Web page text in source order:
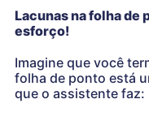
Lacunas na folha de
esforço!
Imagine que você
folha de ponto está
que o assistente faz: